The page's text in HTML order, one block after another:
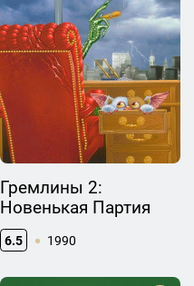
Гремлины 2:
Новенькая Партия
6.5 1990